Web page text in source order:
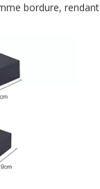
bordure, rendant